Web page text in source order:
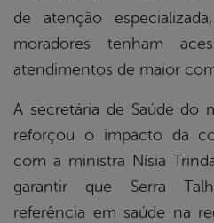
de atenção
moradores tenham
atendimentos de maior
A secretária de Saúde do
reforçou o impacto da
com a ministra Nísia
garantir que Serra
referência em saúde na